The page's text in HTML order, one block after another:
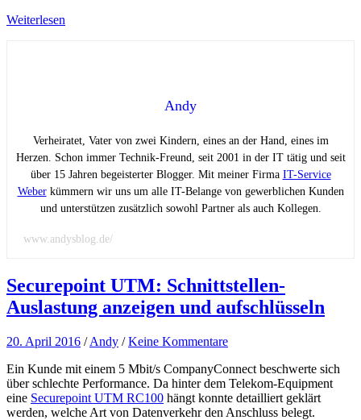
Weiterlesen
Andy
Verheiratet, Vater von zwei Kindern, eines an der Hand, eines im
Herzen. Schon immer Technik-Freund, seit 2001 in der IT tätig und seit
über 15 Jahren begeisterter Blogger. Mit meiner Firma IT-Service
Weberkümmern wir uns um alle IT-Belange von gewerblichen Kunden
und unterstützen zusätzlich sowohl Partner als auch Kollegen.
www.andysblog.de/
Securepoint UTM: Schnittstellen-
Auslastung anzeigen und aufschlüsseln
20. April 2016 /Andy /Keine Kommentare
Ein Kunde mit einem 5 Mbit/s CompanyConnect beschwerte sich
über schlechte Performance. Da hinter dem Telekom-Equipment
eine Securepoint UTM RC100 hängt konnte detailliert geklärt
werden, welche Art von Datenverkehr den Anschluss belegt.